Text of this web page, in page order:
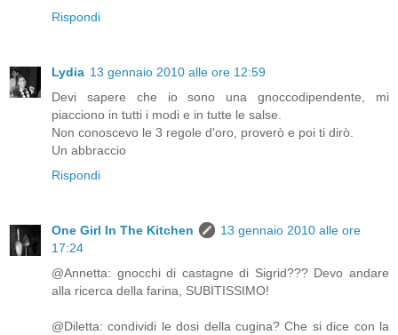
Rispondi
Lydia 13 gennaio 2010 alle ore 12:59
Devi sapere che io sono una gnoccodipendente, mi
piacciono in tutti i modi e in tutte le salse.
Non conoscevo le 3 regole d'oro, proverò e poi ti dirò.
Un abbraccio
Rispondi
One Girl In The Kitchen
13 gennaio 2010 alle ore
17:24
@Annetta: gnocchi di castagne di Sigrid??? Devo andare
alla ricerca della farina, SUBITISSIMO!
@Diletta: condividi le dosi della cugina? Che si dice con la